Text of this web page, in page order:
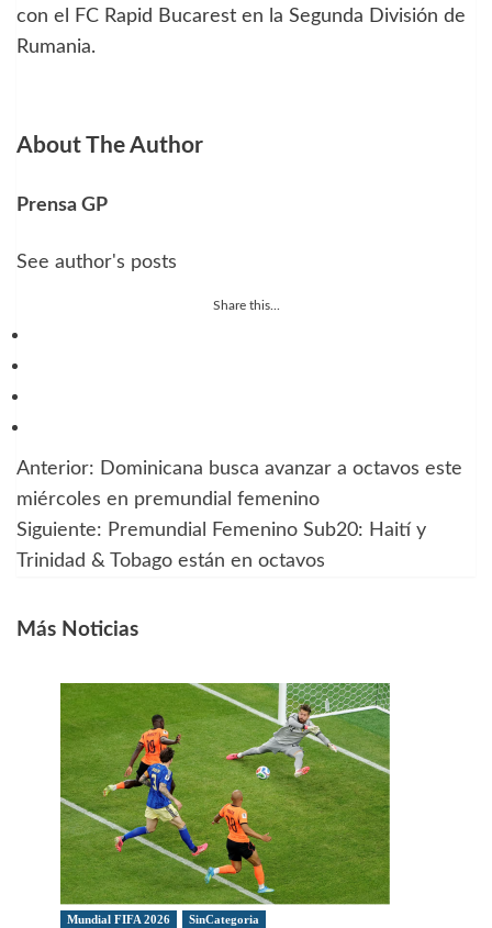
con el FC Rapid Bucarest en la Segunda División de
Rumania.
About The Author
Prensa GP
See author's posts
Share this...
Navegación
de
entradas
Anterior: Dominicana busca avanzar a octavos este
miércoles en premundial femenino
Siguiente: Premundial Femenino Sub20: Haití y
Trinidad & Tobago están en octavos
Más Noticias
Mundial FIFA 2026 SinCategoria